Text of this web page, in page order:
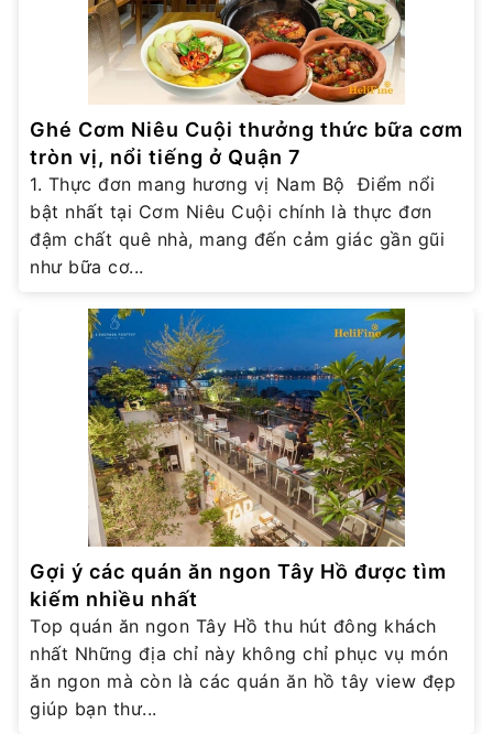
Ghé Cơm Niêu Cuội thưởng thức bữa cơm
tròn vị, nổi tiếng ở Quận 7
1. Thực đơn mang hương vị Nam Bộ Điểm nổi
bật nhất tại Cơm Niêu Cuội chính là thực đơn
đậm chất quê nhà, mang đến cảm giác gần gũi
như bữa cơ...
Gợi ý các quán ăn ngon Tây Hồ được tìm
kiếm nhiều nhất
Top quán ăn ngon Tây Hồ thu hút đông khách
nhất Những địa chỉ này không chỉ phục vụ món
ăn ngon mà còn là các quán ăn hồ tây view đẹp
giúp bạn thư...